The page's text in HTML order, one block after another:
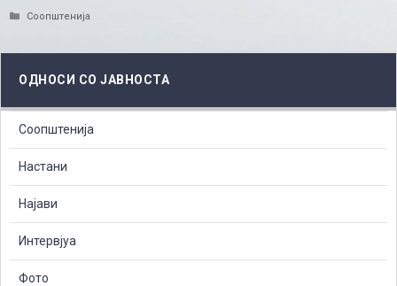
Categories
Соопштенија
ОДНОСИ СО ЈАВНОСТА
Соопштенија
Настани
Најави
Интервјуа
Фото